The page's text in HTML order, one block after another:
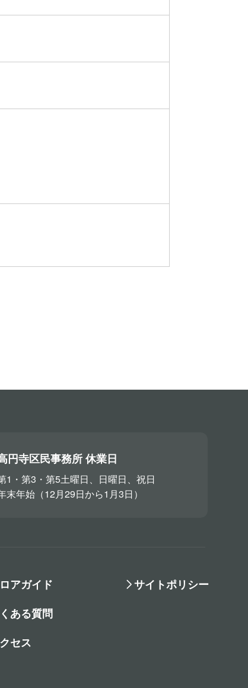
円寺区民事務所 休業日
1・第3・第5土曜日、日曜日、祝日
末年始（12月29日から1月3日）
アガイド
ある質問
セス
サイトポリシー